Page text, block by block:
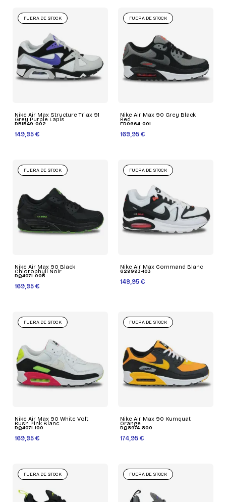
Nike Air Max Structure Triax 91
Grey Purple Lapis
DB1549-002
149,95 €
FUERA DE STOCK
Nike Air Max 90 Grey Black
Red
FD0664-001
169,95 €
FUERA DE STOCK
Nike Air Max 90 Black
Chlorophyll Noir
DQ4071-005
169,95 €
FUERA DE STOCK
Nike Air Max Command Blanc
629993-103
149,95 €
FUERA DE STOCK
Nike Air Max 90 White Volt
Rush Pink Blanc
DQ4071-100
169,95 €
FUERA DE STOCK
Nike Air Max 90 Kumquat
Orange
DQ8974-800
174,95 €
FUERA DE STOCK
FUERA DE STOCK FUERA DE STOCK